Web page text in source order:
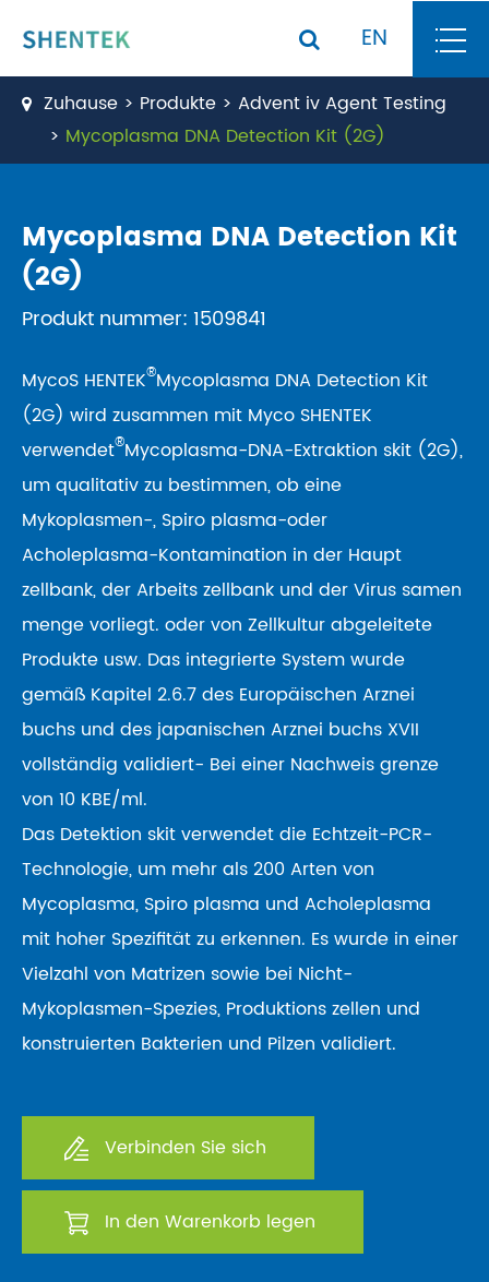
EN
Zuhause Produkte
Advent iv Agent Testing
Mycoplasma DNA Detection Kit (2G)
Mycoplasma DNA Detection Kit
(2G)
Produkt nummer: 1509841
MycoS HENTEK®Mycoplasma DNA Detection Kit
(2G) wird zusammen mit Myco SHENTEK
verwendet®Mycoplasma-DNA-Extraktion skit (2G),
um qualitativ zu bestimmen, ob eine
Mykoplasmen-, Spiro plasma-oder
Acholeplasma-Kontamination in der Haupt
zellbank, der Arbeits zellbank und der Virus samen
menge vorliegt. oder von Zellkultur abgeleitete
Produkte usw. Das integrierte System wurde
gemäß Kapitel 2.6.7 des Europäischen Arznei
buchs und des japanischen Arznei buchs XVII
vollständig validiert- Bei einer Nachweis grenze
von 10 KBE/ml.
Das Detektion skit verwendet die Echtzeit-PCR-
Technologie, um mehr als 200 Arten von
Mycoplasma, Spiro plasma und Acholeplasma
mit hoher Spezifität zu erkennen. Es wurde in einer
Vielzahl von Matrizen sowie bei Nicht-
Mykoplasmen-Spezies, Produktions zellen und
konstruierten Bakterien und Pilzen validiert.
Verbinden Sie sich
In den Warenkorb legen